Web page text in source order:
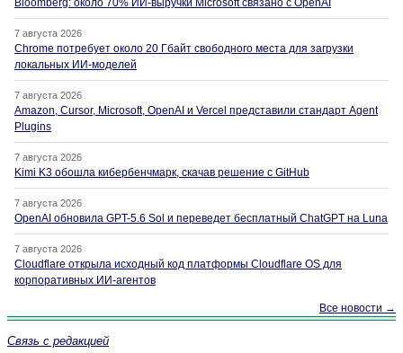
Bloomberg: около 70% ИИ-выручки Microsoft связано с OpenAI
7 августа 2026
Chrome потребует около 20 Гбайт свободного места для загрузки
локальных ИИ-моделей
7 августа 2026
Amazon, Cursor, Microsoft, OpenAI и Vercel представили стандарт Agent
Plugins
7 августа 2026
Kimi K3 обошла кибербенчмарк, скачав решение с GitHub
7 августа 2026
OpenAI обновила GPT-5.6 Sol и переведет бесплатный ChatGPT на Luna
7 августа 2026
Cloudflare открыла исходный код платформы Cloudflare OS для
корпоративных ИИ-агентов
Все новости →
Связь с редакцией